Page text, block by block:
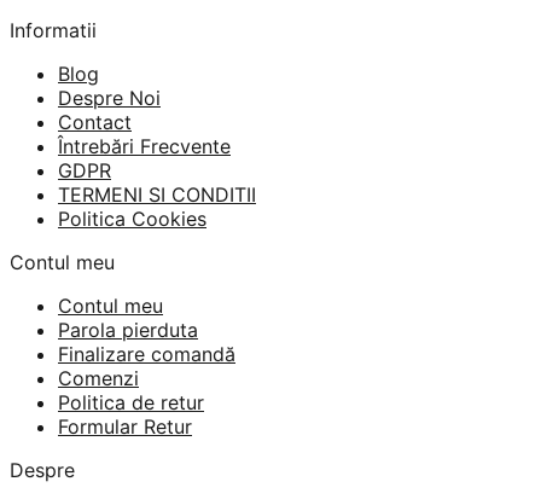
Informatii
Blog
Despre Noi
Contact
Întrebări Frecvente
GDPR
TERMENI SI CONDITII
Politica Cookies
Contul meu
Contul meu
Parola pierduta
Finalizare comandă
Comenzi
Politica de retur
Formular Retur
Despre